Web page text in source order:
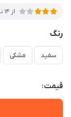
از 14 نظر
رنگ
سفید مشکی
قیمت: